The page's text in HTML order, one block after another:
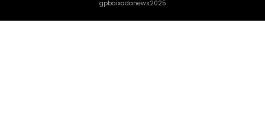
gpbaixadanews2025